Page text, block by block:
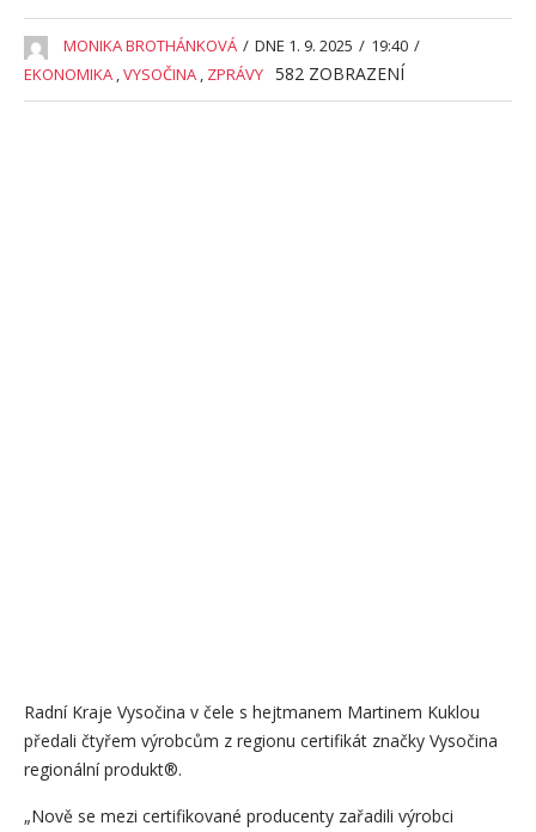
MONIKA BROTHÁNKOVÁ / DNE 1. 9. 2025 / 19:40 /
EKONOMIKA ,VYSOČINA , ZPRÁVY 582 ZOBRAZENÍ
Radní Kraje Vysočina v čele s hejtmanem Martinem Kuklou
předali čtyřem výrobcům z regionu certifikát značky Vysočina
regionální produkt®.
„Nově se mezi certifikované producenty zařadili výrobci